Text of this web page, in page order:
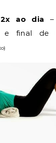
2x ao dia –
e final